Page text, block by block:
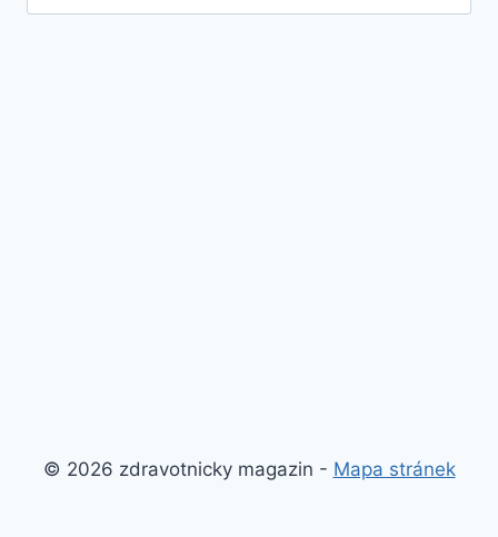
© 2026 zdravotnicky magazin - Mapa stránek